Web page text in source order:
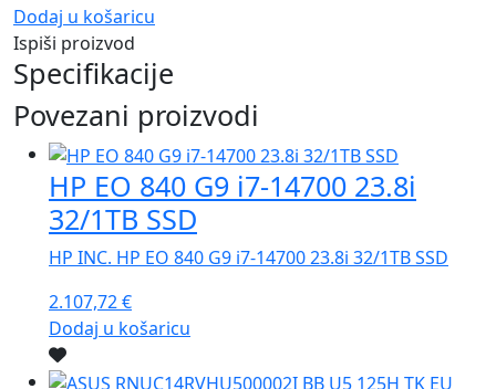
Dodaj u košaricu
Ispiši proizvod
Specifikacije
Povezani proizvodi
HP EO 840 G9 i7-14700 23.8i
32/1TB SSD
HP INC. HP EO 840 G9 i7-14700 23.8i 32/1TB SSD
2.107,72€
Dodaj u košaricu